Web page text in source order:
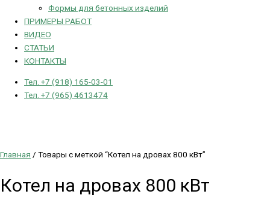
Формы для бетонных изделий
ПРИМЕРЫ РАБОТ
ВИДЕО
СТАТЬИ
КОНТАКТЫ
Тел. +7 (918) 165-03-01
Тел. +7 (965) 4613474
Главная / Товары с меткой “Котел на дровах 800 кВт”
Котел на дровах 800 кВт